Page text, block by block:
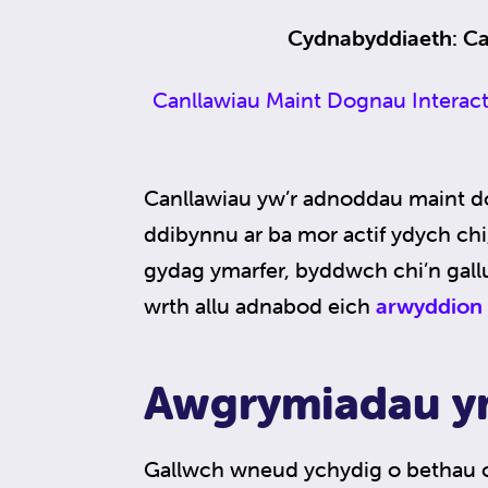
Cydnabyddiaeth:
Canllawiau Maint Dognau
Canllawiau yw’r adnoddau maint
ddibynnu ar ba mor actif ydych
gydag ymarfer, byddwch chi’n
wrth allu adnabod eich
Awgrymiadau
Gallwch wneud ychydig o bethau